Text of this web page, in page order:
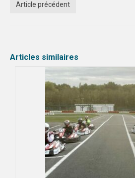
Article précédent
Articles similaires